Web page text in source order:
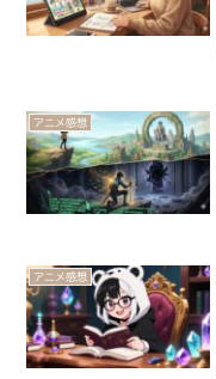
アニメ感想
アニメ感想